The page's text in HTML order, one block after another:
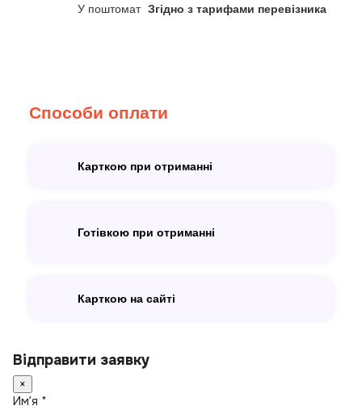
У поштомат Згідно з тарифами перевізника
Способи оплати
Карткою при отриманні
Готівкою при отриманні
Карткою на сайті
Відправити заявку
×
Имʼя *